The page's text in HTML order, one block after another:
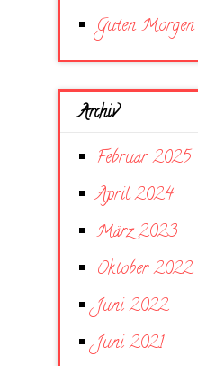
Guten
Archiv
Februar 2025
April 2024
März 2023
Oktober 2022
Juni 2022
Juni 2021